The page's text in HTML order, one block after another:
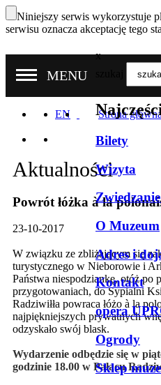
Niniejszy serwis wykorzystuje
serwisu oznacza akceptację tego
MENU
x
Bilety
Wizyta
Zwiedzanie
O Muzeum
Adres i
Kontakt
opera
Ogrody
Sklep
EN Strona
Aktualności
Powrót łóżka à la
23-10-2017
W związku ze zbliżającym się
turystycznego w Nieborowie i
Państwa niespodziankę, otóż po
przygotowaniach, do Sypialni
Radziwiłła powraca łóżo à la
najpiękniejszych prywatnych
odzyskało swój blask.
Wydarzenie odbędzie się w
godzinie 18.00 w Pałacu